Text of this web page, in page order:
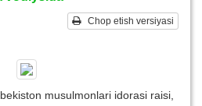
Chop etish versiyasi
musulmonlari idorasi raisi,